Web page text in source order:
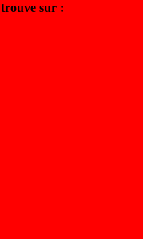
sur :